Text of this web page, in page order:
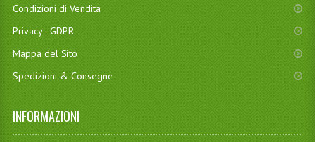
Condizioni di Vendita
Privacy - GDPR
Mappa del Sito
Spedizioni & Consegne
INFORMAZIONI